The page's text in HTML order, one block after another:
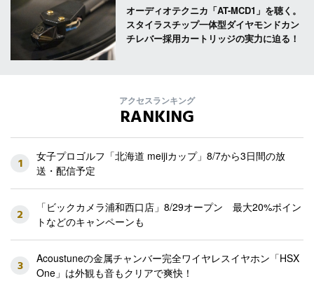
オーディオテクニカ「AT-MCD1」を聴く。
スタイラスチップ一体型ダイヤモンドカン
チレバー採用カートリッジの実力に迫る！
アクセスランキング
RANKING
1
女子プロゴルフ「北海道 meijiカップ」8/7から3日間の放
送・配信予定
2
「ビックカメラ浦和西口店」8/29オープン 最大20%ポイン
トなどのキャンペーンも
3
Acoustuneの金属チャンバー完全ワイヤレスイヤホン「HSX
One」は外観も音もクリアで爽快！